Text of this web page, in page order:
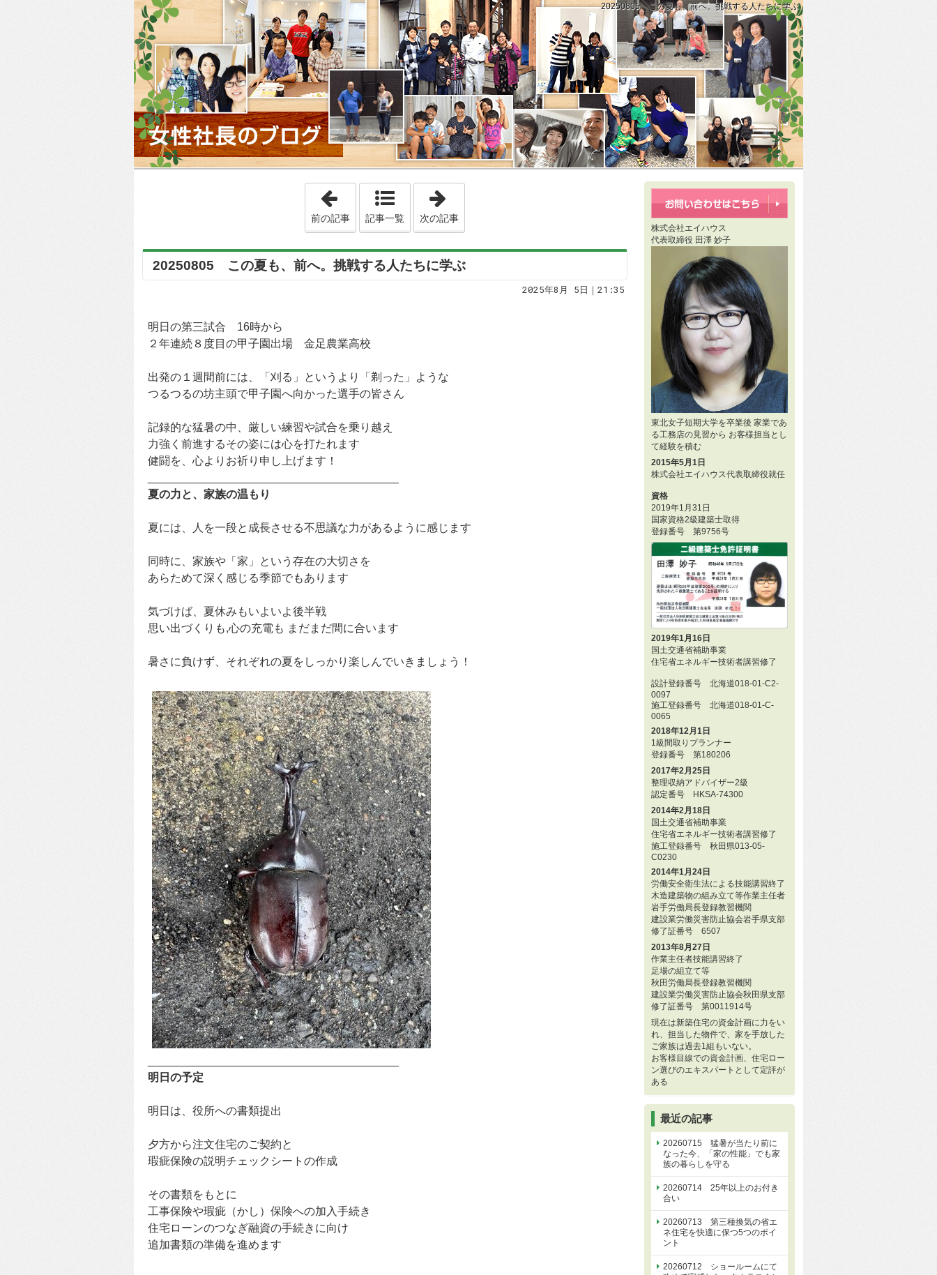
20250805 この夏も、前へ。挑戦する人たちに学ぶ
「20250804 冷房エアコン、正しい試運転方法や時期を再確認しておこう」
前の記事 記事一覧
「20250806 二階建て注文住宅、ご契約ありがとうございます」
次の記事
20250805 この夏も、前へ。挑戦する人たちに学ぶ
2025年8月 5日｜21:35
明日の第三試合 16時から
２年連続８度目の甲子園出場 金足農業高校
出発の１週間前には、「刈る」というより「剃った」ような
つるつるの坊主頭で甲子園へ向かった選手の皆さん
記録的な猛暑の中、厳しい練習や試合を乗り越え
力強く前進するその姿には心を打たれます
健闘を、心よりお祈り申し上げます！
夏の力と、家族の温もり
夏には、人を一段と成長させる不思議な力があるように感じます
同時に、家族や「家」という存在の大切さを
あらためて深く感じる季節でもあります
気づけば、夏休みもいよいよ後半戦
思い出づくりも,心の充電も まだまだ間に合います
暑さに負けず、それぞれの夏をしっかり楽しんでいきましょう！
明日の予定
明日は、役所への書類提出
夕方から注文住宅のご契約と
瑕疵保険の説明チェックシートの作成
その書類をもとに
工事保険や瑕疵（かし）保険への加入手続き
住宅ローンのつなぎ融資の手続きに向け
追加書類の準備を進めます
株式会社エイハウス
代表取締役 田澤 妙子
東北女子短期大学を卒業後 家業であ
る工務店の見習から お客様担当とし
て経験を積む
2015年5月1日
株式会社エイハウス代表取締役就任
資格
2019年1月31日
国家資格2級建築士取得
登録番号 第9756号
2019年1月16日
国土交通省補助事業
住宅省エネルギー技術者講習修了
設計登録番号 北海道018-01-C2-
0097
施工登録番号 北海道018-01-C-
0065
2018年12月1日
1級間取りプランナー
登録番号 第180206
2017年2月25日
整理収納アドバイザー2級
認定番号 HKSA-74300
2014年2月18日
国土交通省補助事業
住宅省エネルギー技術者講習修了
施工登録番号 秋田県013-05-
C0230
2014年1月24日
労働安全衛生法による技能講習終了
木造建築物の組み立て等作業主任者
岩手労働局長登録教習機関
建設業労働災害防止協会岩手県支部
修了証番号 6507
2013年8月27日
作業主任者技能講習終了
足場の組立て等
秋田労働局長登録教習機関
建設業労働災害防止協会秋田県支部
修了証番号 第0011914号
現在は新築住宅の資金計画に力をい
れ、担当した物件で、家を手放した
ご家族は過去1組もいない。
お客様目線での資金計画、住宅ロー
ン選びのエキスパートとして定評が
ある
最近の記事
20260715 猛暑が当たり前に
なった今、「家の性能」でも家
族の暮らしを守る
20260714 25年以上のお付き
合い
20260713 第三種換気の省エ
ネ住宅を快適に保つ5つのポイ
ント
20260712 ショールームにて